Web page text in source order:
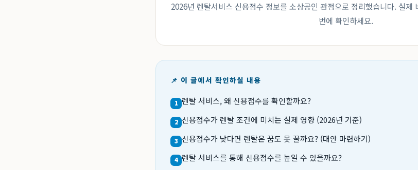
2026년 렌탈서비스 신용점수 정보를 소상공인 관점으로 정리했습니다. 실제
번에 확인하세요.
📌 이 글에서 확인하실 내용
1 렌탈 서비스, 왜 신용점수를 확인할까요?
2 신용점수가 렌탈 조건에 미치는 실제 영향 (2026년 기준)
3 신용점수가 낮다면 렌탈은 꿈도 못 꿀까요? (대안 마련하기)
4 렌탈 서비스를 통해 신용점수를 높일 수 있을까요?